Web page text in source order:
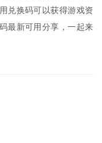
兑换码可以获得游戏资
最新可用分享，一起来